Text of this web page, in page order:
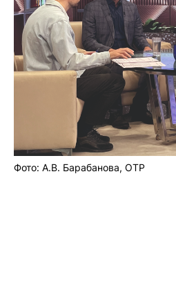
Фото: А.В. Барабанова, ОТР